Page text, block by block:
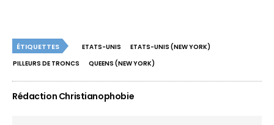
ÉTIQUETTES ETATS-UNIS
ETATS-UNIS (NEW YORK)
PILLEURS DE TRONCS
QUEENS (NEW YORK)
Rédaction Christianophobie